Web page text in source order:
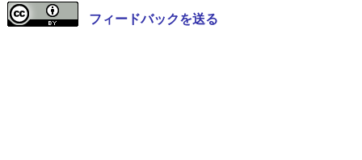
フィードバックを送る